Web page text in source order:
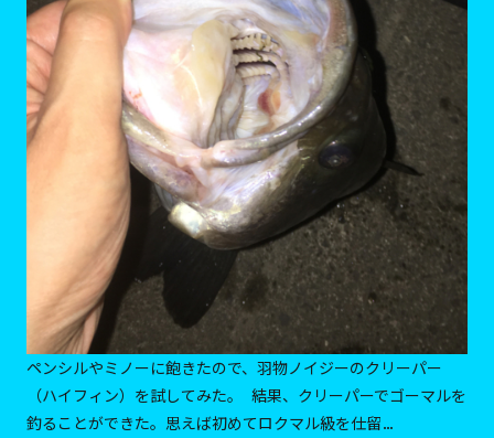
ペンシルやミノーに飽きたので、羽物ノイジーのクリーパー
（ハイフィン）を試してみた。 結果、クリーパーでゴーマルを
釣ることができた。思えば初めてロクマル級を仕留…